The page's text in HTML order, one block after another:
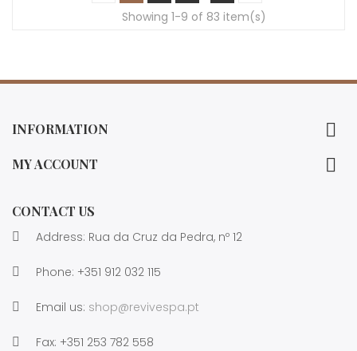
Showing 1-9 of 83 item(s)
INFORMATION 
MY ACCOUNT 
CONTACT US
Address: Rua da Cruz da Pedra, nº 12
Phone: +351 912 032 115
Email us: shop@revivespa.pt
Fax: +351 253 782 558